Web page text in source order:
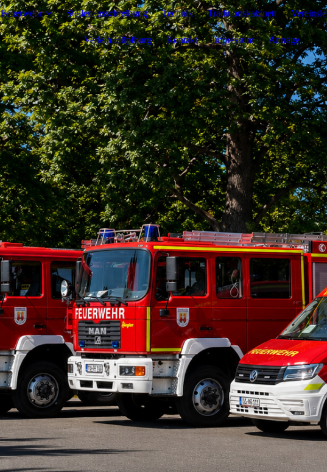
Feuerwehr Stellenausschreibung Technik Traditionskabinett
Verleih Hüpfburg Kontakt Impressum Anträge